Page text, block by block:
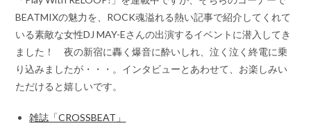
BEATMIXの魅力を、ROCK魂溢れる熱い記事で紹介してくれて
いる素敵な女性DJ MAY-Eさんの出演するイベントに潜入してき
ました！ 夜の新宿に轟く爆音に酔いしれ、泣く泣く終電に乗
り込みましたが・・・。インタビューとあわせて、お楽しみい
ただけると嬉しいです。
雑誌「CROSSBEAT」